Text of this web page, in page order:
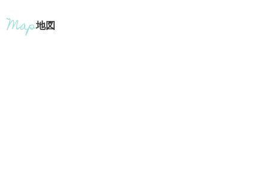
地図